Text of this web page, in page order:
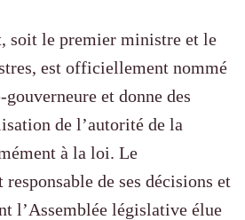
soit le premier ministre et le
est officiellement nommé
et donne des
de l’autorité de la
à la loi. Le
responsable de ses décisions et
l’Assemblée législative élue